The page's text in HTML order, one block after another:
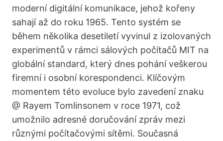
moderní digitální komunikace, jehož kořeny
sahají až do roku 1965. Tento systém se
během několika desetiletí vyvinul z izolovaných
experimentů v rámci sálových počítačů MIT na
globální standard, který dnes pohání veškerou
firemní i osobní korespondenci. Klíčovým
momentem této evoluce bylo zavedení znaku
@ Rayem Tomlinsonem v roce 1971, což
umožnilo adresné doručování zpráv mezi
různými počítačovými sítěmi. Současná